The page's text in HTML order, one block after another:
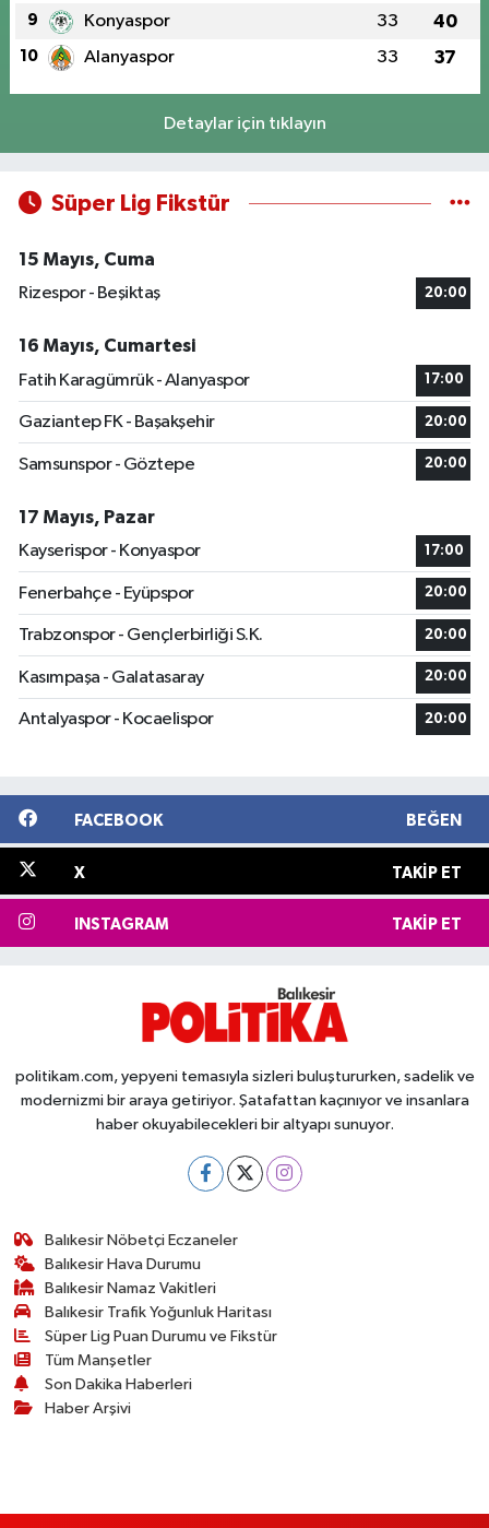
9 Konyaspor 33 40
10 Alanyaspor 33 37
Detaylar için tıklayın
Süper Lig Fikstür
15 Mayıs, Cuma
Rizespor - Beşiktaş
20:00
16 Mayıs, Cumartesi
Fatih Karagümrük - Alanyaspor
17:00
Gaziantep FK - Başakşehir 20:00
Samsunspor - Göztepe 20:00
17 Mayıs, Pazar
Kayserispor - Konyaspor
17:00
Fenerbahçe - Eyüpspor 20:00
Trabzonspor - Gençlerbirliği S.K. 20:00
Kasımpaşa - Galatasaray 20:00
Antalyaspor - Kocaelispor 20:00
FACEBOOK BEĞEN
X TAKIP ET
INSTAGRAM TAKIP ET
politikam.com, yepyeni temasıyla sizleri buluştururken, sadelik ve
modernizmi bir araya getiriyor. Şatafattan kaçınıyor ve insanlara
haber okuyabilecekleri bir altyapı sunuyor.
Balıkesir Nöbetçi Eczaneler
Balıkesir Hava Durumu
Balıkesir Namaz Vakitleri
Balıkesir Trafik Yoğunluk Haritası
Süper Lig Puan Durumu ve Fikstür
Tüm Manşetler
Son Dakika Haberleri
Haber Arşivi